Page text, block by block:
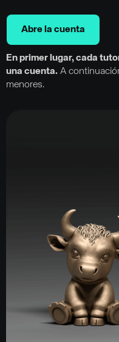
Abre la cuenta
En primer lugar, cada
una cuenta. A
menores.